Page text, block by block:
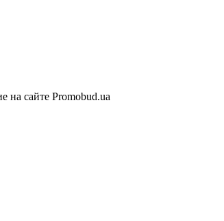
на сайте Promobud.ua